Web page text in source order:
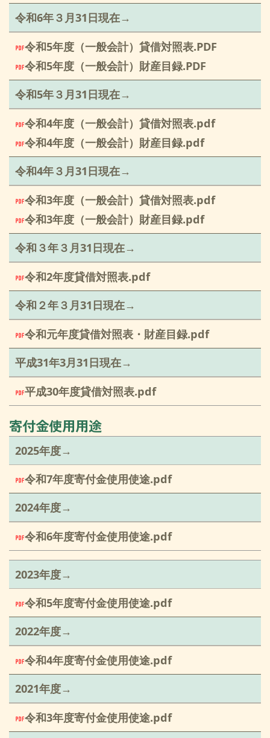
令和6年３月31日現在→
令和5年度（一般会計）貸借対照表.PDF
令和5年度（一般会計）財産目録.PDF
令和5年３月31日現在→
令和4年度（一般会計）貸借対照表.pdf
令和4年度（一般会計）財産目録.pdf
令和4年３月31日現在→
令和3年度（一般会計）貸借対照表.pdf
令和3年度（一般会計）財産目録.pdf
令和３年３月31日現在→
令和2年度貸借対照表.pdf
令和２年３月31日現在→
令和元年度貸借対照表・財産目録.pdf
平成31年3月31日現在→
平成30年度貸借対照表.pdf
寄付金使用用途
2025年度→
令和7年度寄付金使用使途.pdf
2024年度→
令和6年度寄付金使用使途.pdf
2023年度→
令和5年度寄付金使用使途.pdf
2022年度→
令和4年度寄付金使用使途.pdf
2021年度→
令和3年度寄付金使用使途.pdf